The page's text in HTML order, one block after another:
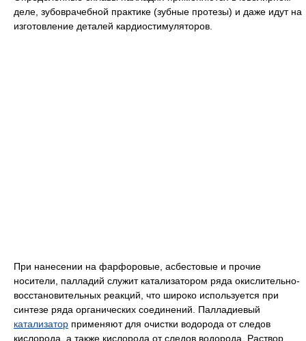
деле, зубоврачебной практике (зубные протезы) и даже идут на
изготовление деталей кардиостимуляторов.
При нанесении на фарфоровые, асбестовые и прочие
носители, палладий служит катализатором ряда окислительно-
восстановительных реакций, что широко используется при
синтезе ряда органических соединений. Палладиевый
катализатор применяют для очистки водорода от следов
кислорода, а также кислорода от следов водорода. Раствор